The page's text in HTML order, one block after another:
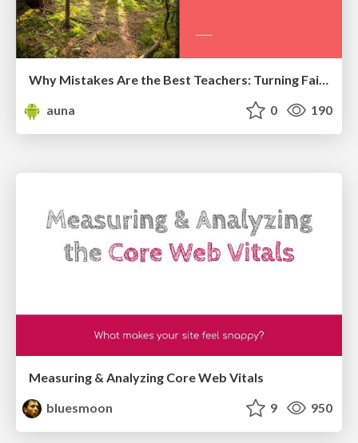
Why Mistakes Are the Best Teachers: Turning Failure into a Pathway for Growth
auna
0 190
Measuring & Analyzing Core Web Vitals
bluesmoon
9 950